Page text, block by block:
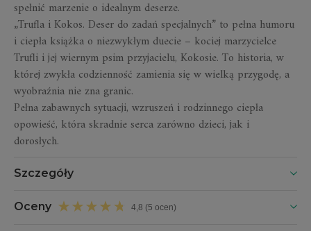
spełnić marzenie o idealnym deserze.
„Trufla i Kokos. Deser do zadań specjalnych” to pełna humoru
i ciepła książka o niezwykłym duecie – kociej marzycielce
Trufli i jej wiernym psim przyjacielu, Kokosie. To historia, w
której zwykła codzienność zamienia się w wielką przygodę, a
wyobraźnia nie zna granic.
Pełna zabawnych sytuacji, wzruszeń i rodzinnego ciepła
opowieść, która skradnie serca zarówno dzieci, jak i
dorosłych.
Szczegóły
Oceny 4,8 (5 ocen)